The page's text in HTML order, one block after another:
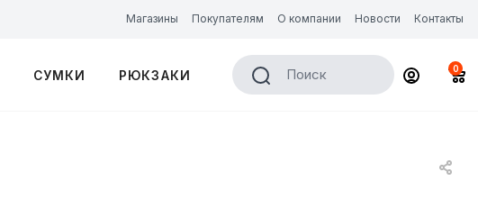
Магазины Покупателям О компании Новости Контакты
СУМКИ РЮКЗАКИ Поиск 0